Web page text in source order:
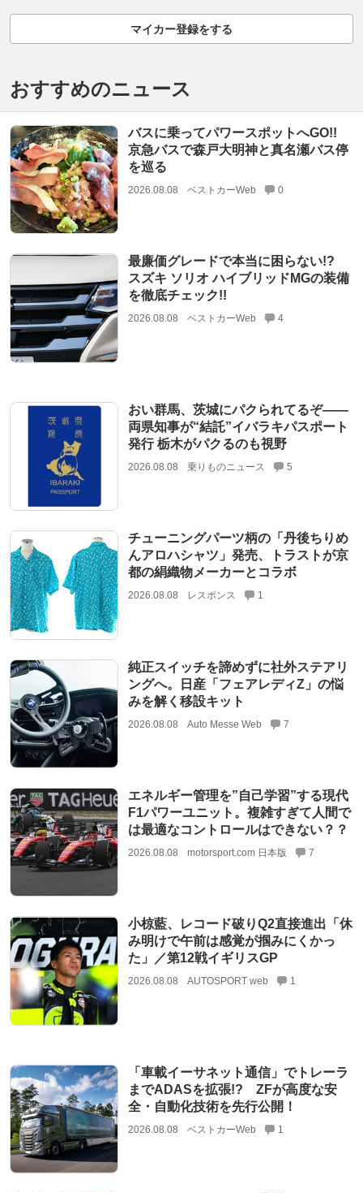
マイカー登録をする
おすすめのニュース
バスに乗ってパワースポットへGO!!
京急バスで森戸大明神と真名瀬バス停
を巡る
2026.08.08 ベストカーWeb 0
最廉価グレードで本当に困らない!?
スズキ ソリオ ハイブリッドMGの装備
を徹底チェック!!
2026.08.08 ベストカーWeb 4
おい群馬、茨城にパクられてるぞ――
両県知事が“結託”イバラキパスポート
発行 栃木がパクるのも視野
2026.08.08 乗りものニュース 5
チューニングパーツ柄の「丹後ちりめ
んアロハシャツ」発売、トラストが京
都の絹織物メーカーとコラボ
2026.08.08 レスポンス 1
純正スイッチを諦めずに社外ステアリ
ングへ。日産「フェアレディZ」の悩
みを解く移設キット
2026.08.08 Auto Messe Web 7
エネルギー管理を”自己学習”する現代
F1パワーユニット。複雑すぎて人間で
は最適なコントロールはできない？？
2026.08.08 motorsport.com 日本版 7
小椋藍、レコード破りQ2直接進出「休
み明けで午前は感覚が掴みにくかっ
た」／第12戦イギリスGP
2026.08.08 AUTOSPORT web 1
「車載イーサネット通信」でトレーラ
までADASを拡張!? ZFが高度な安
全・自動化技術を先行公開！
2026.08.08 ベストカーWeb 1